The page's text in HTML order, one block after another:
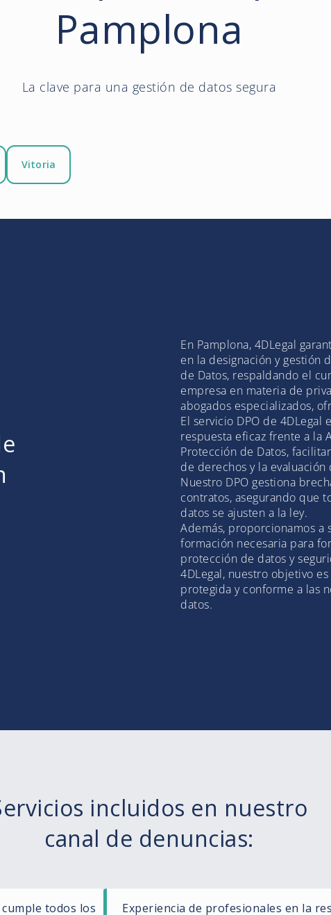
Pamplona
La clave para una gestión de datos segura
Vitoria
En Pamplona, 4DLegal
en la designación y gestión
de Datos, respaldando el
empresa en materia de
abogados especializados,
El servicio DPO de 4DLegal
respuesta eficaz frente a la
Protección de Datos,
de derechos y la
Nuestro DPO gestiona
contratos, asegurando que
datos se ajusten a la ley.
Además, proporcionamos a
formación necesaria para
protección de datos y
4DLegal, nuestro objetivo
protegida y conforme a las
datos.
incluidos en nuestro
canal de denuncias:
todos los
Experiencia de profesionales en la